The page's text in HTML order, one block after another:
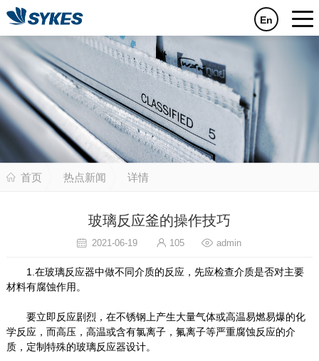
En
首页 热点新闻 详情
玻璃反应釜的操作技巧
2021-06-19 105 admin
1.在玻璃反应器中做不同介质的反应，先应检查介质是否对主要
材料有腐蚀作用。
要立即反应剧烈，在不锈钢上产生大量气体或高温易燃易爆的化
学反应，而高压，高温或含有氯离子，氟离子等严重腐蚀反应的介
质，定制特殊的玻璃反应器设计。